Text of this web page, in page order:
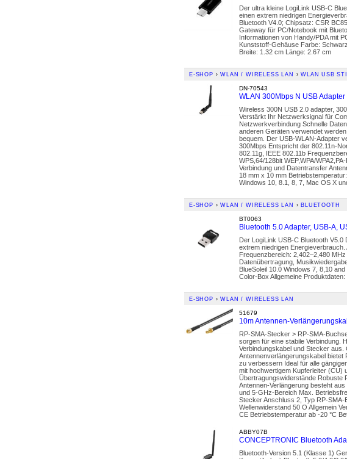
Der ultra kleine LogiLink USB-C
einen extrem niedrigen
Bluetooth V4.0; Chipsatz: CSR
Gateway für PC/Notebook mit
Informationen von Handy/PDA mit
Kunststoff-Gehäuse Farbe:
Breite: 1.32 cm Länge: 2.67 cm
E-SHOP › WLAN / WIRELESS LAN › WLAN USB
DN-70543
WLAN 300Mbps N USB
Wireless 300N USB 2.0 adapter,
Verstärkt Ihr Netzwerksignal für
Netzwerkverbindung Schnelle
anderen Geräten verwendet
bequem. Der USB-WLAN-Adapter
300Mbps Entspricht der 802.11n-
802.11g, IEEE 802.11b
WPS,64/128bit WEP,WPA/
Verbindung und Datentransfer
18 mm x 10 mm
Windows 10, 8.1, 8, 7, Mac OS X
E-SHOP › WLAN / WIRELESS LAN › BLUETOOTH
BT0063
Bluetooth 5.0 Adapter, USB-A,
Der LogiLink USB-C Bluetooth
extrem niedrigen
Frequenzbereich: 2,402–2,480
Datenübertragung,
BlueSoleil 10.0 Windows 7, 8,10
Color-Box Allgemeine
E-SHOP › WLAN / WIRELESS LAN
51679
10m Antennen-
RP-SMA-Stecker > RP-SMA-
sorgen für eine stabile Verbindung.
Verbindungskabel und Stecker
Antennenverlängerungskabel bietet
zu verbessern Ideal für alle
mit hochwertigem Kupferleiter (CU)
Übertragungswiderstände Robuste
Antennen-Verlängerung besteht
und 5-GHz-Bereich Max.
Stecker Anschluss 2, Typ RP-SMA-
Wellenwiderstand 50 O Allgemein
CE Betriebstemperatur ab -20 °C
ABBY07B
CONCEPTRONIC Bluetooth
Bluetooth-Version 5.1 (Klasse 1)